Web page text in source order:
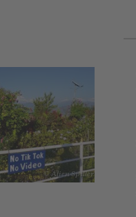
© Alien Spiller